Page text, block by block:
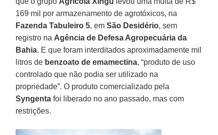
169 mil por armazenamento de agrotóxicos, na
Fazenda Tabuleiro 5, emSão Desidério, sem
registro na Agência de Defesa Agropecuária da
Bahia. E que foram interditados aproximadamente mil
litros de benzoato de emamectina, “produto de uso
controlado que não podia ser utilizado na
propriedade”. O produto comercializado pela
Syngenta foi liberado no ano passado, mas com
restrições.